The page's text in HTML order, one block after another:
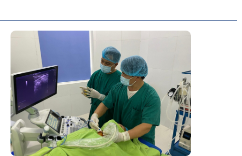
Đốt Sóng Cao Tần Dưới Siêu Âm,
Điều Trị U Lành Tuyến Giáp Không
Cần Phẫu Thuật